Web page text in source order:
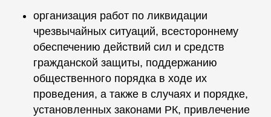
организация работ по ликвидации
чрезвычайных ситуаций, всестороннему
обеспечению действий сил и средств
гражданской защиты, поддержанию
общественного порядка в ходе их
проведения, а также в случаях и порядке,
установленных законами РК, привлечение